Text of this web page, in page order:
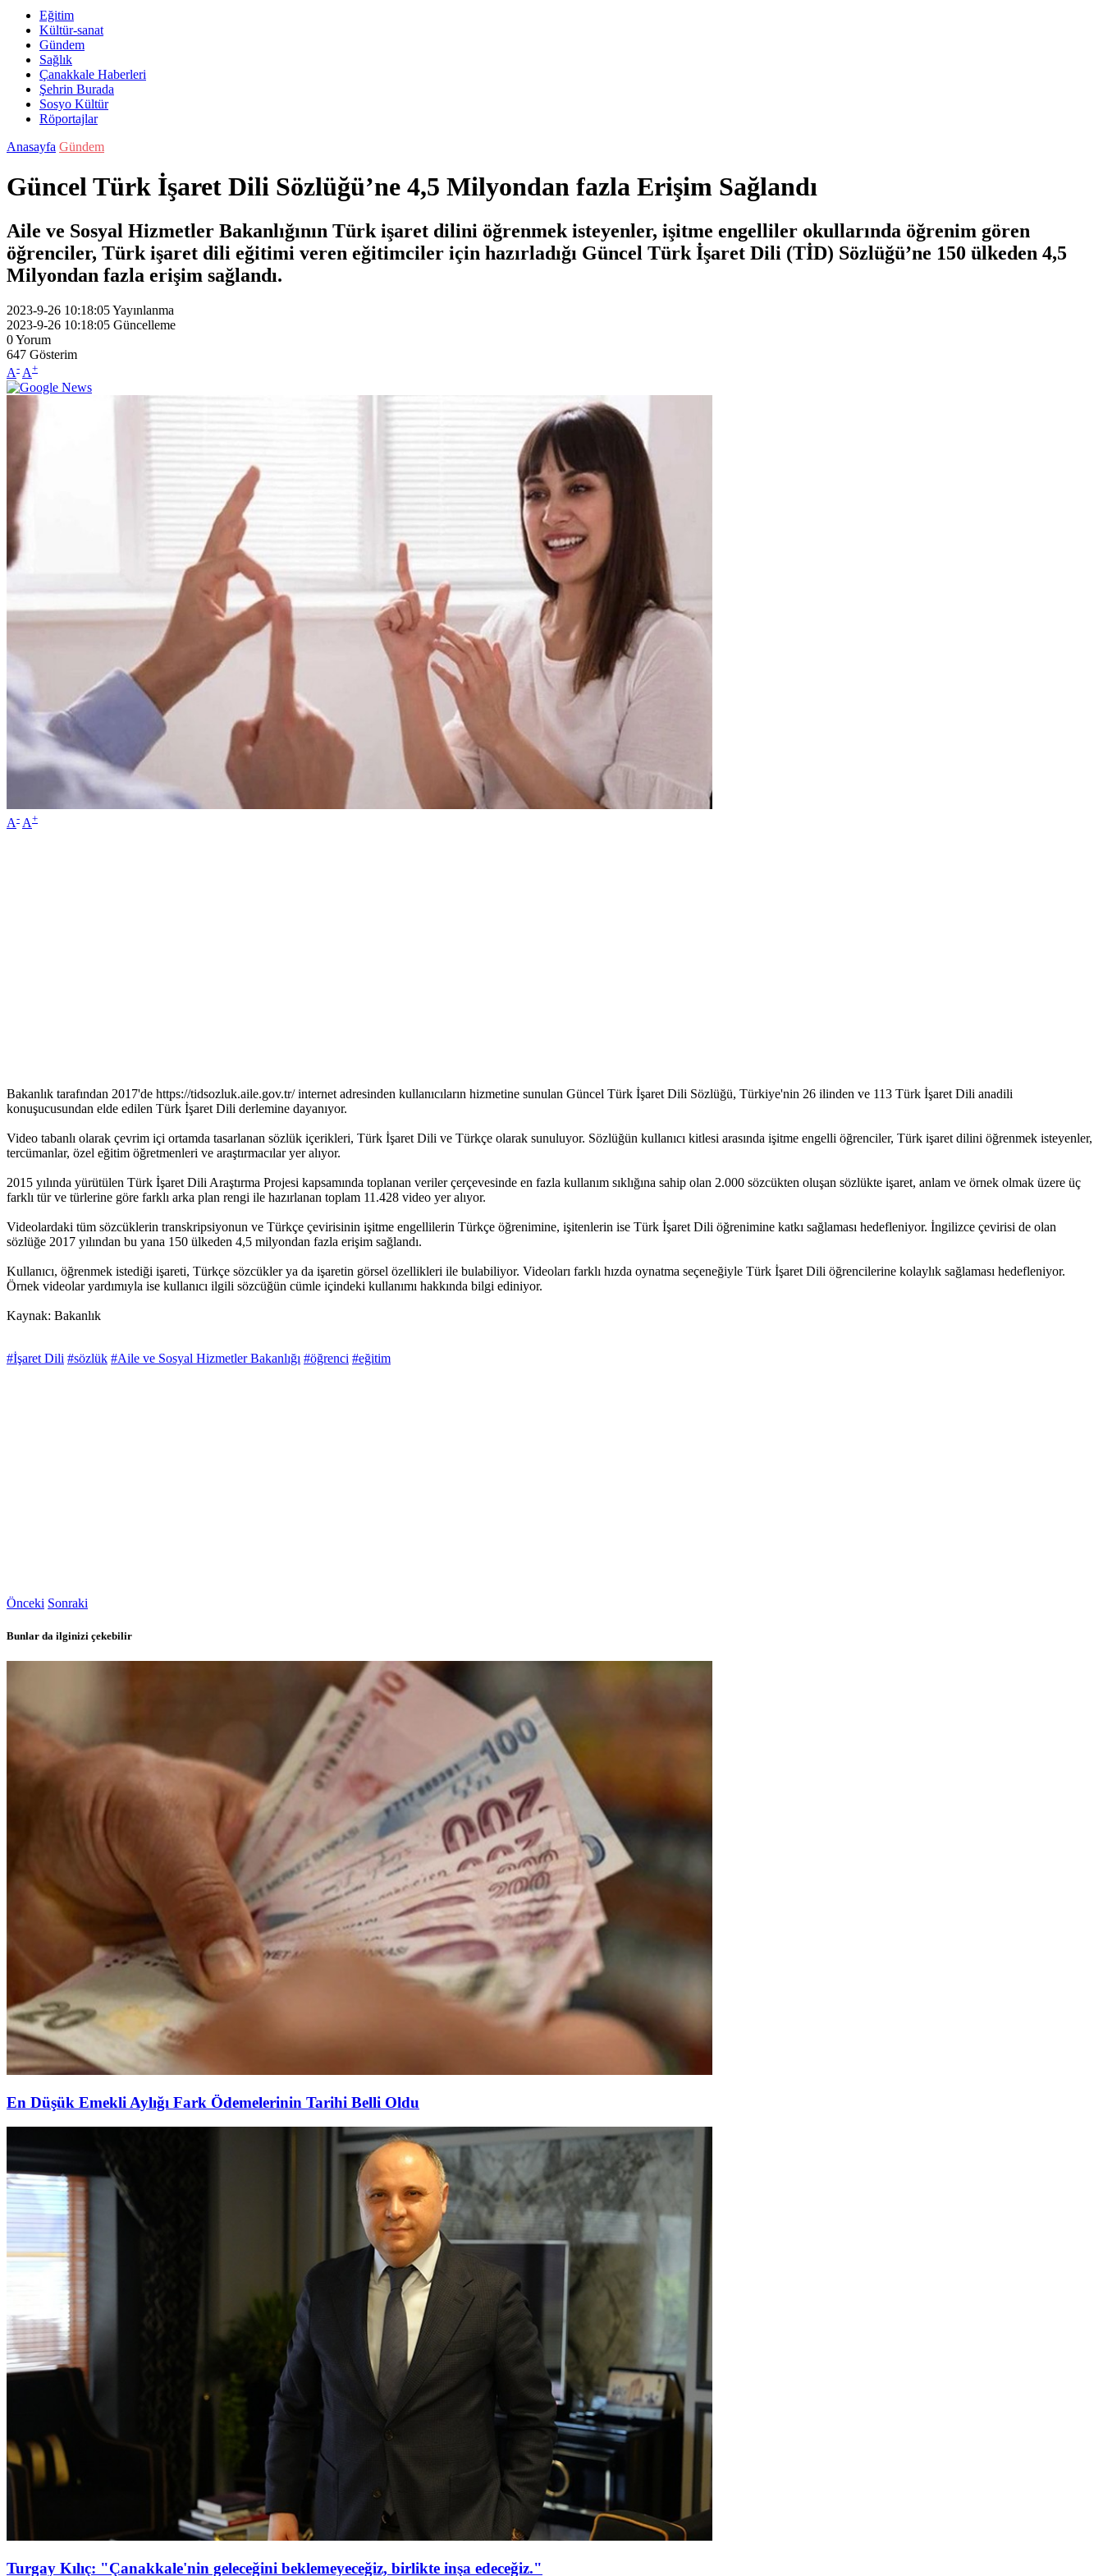
Eğitim
Kültür-sanat
Gündem
Sağlık
Çanakkale Haberleri
Şehrin Burada
Sosyo Kültür
Röportajlar
Anasayfa Gündem
Güncel Türk İşaret Dili Sözlüğü’ne 4,5 Milyondan fazla Erişim Sağlandı
Aile ve Sosyal Hizmetler Bakanlığının Türk işaret dilini öğrenmek isteyenler, işitme engelliler okullarında öğrenim gören
öğrenciler, Türk işaret dili eğitimi veren eğitimciler için hazırladığı Güncel Türk İşaret Dili (TİD) Sözlüğü’ne 150 ülkeden 4,5
Milyondan fazla erişim sağlandı.
2023-9-26 10:18:05Yayınlanma
2023-9-26 10:18:05 Güncelleme
0Yorum
647 Gösterim
A- A+
A- A+
Bakanlık tarafından 2017'de https://tidsozluk.aile.gov.tr/ internet adresinden kullanıcıların hizmetine sunulan Güncel Türk İşaret Dili Sözlüğü, Türkiye'nin 26 ilinden ve 113 Türk İşaret Dili anadili
konuşucusundan elde edilen Türk İşaret Dili derlemine dayanıyor.
Video tabanlı olarak çevrim içi ortamda tasarlanan sözlük içerikleri, Türk İşaret Dili ve Türkçe olarak sunuluyor. Sözlüğün kullanıcı kitlesi arasında işitme engelli öğrenciler, Türk işaret dilini öğrenmek isteyenler,
tercümanlar, özel eğitim öğretmenleri ve araştırmacılar yer alıyor.
2015 yılında yürütülen Türk İşaret Dili Araştırma Projesi kapsamında toplanan veriler çerçevesinde en fazla kullanım sıklığına sahip olan 2.000 sözcükten oluşan sözlükte işaret, anlam ve örnek olmak üzere üç
farklı tür ve türlerine göre farklı arka plan rengi ile hazırlanan toplam 11.428 video yer alıyor.
Videolardaki tüm sözcüklerin transkripsiyonun ve Türkçe çevirisinin işitme engellilerin Türkçe öğrenimine, işitenlerin ise Türk İşaret Dili öğrenimine katkı sağlaması hedefleniyor. İngilizce çevirisi de olan
sözlüğe 2017 yılından bu yana 150 ülkeden 4,5 milyondan fazla erişim sağlandı.
Kullanıcı, öğrenmek istediği işareti, Türkçe sözcükler ya da işaretin görsel özellikleri ile bulabiliyor. Videoları farklı hızda oynatma seçeneğiyle Türk İşaret Dili öğrencilerine kolaylık sağlaması hedefleniyor.
Örnek videolar yardımıyla ise kullanıcı ilgili sözcüğün cümle içindeki kullanımı hakkında bilgi ediniyor.
Kaynak: Bakanlık
#İşaret Dili #sözlük #Aile ve Sosyal Hizmetler Bakanlığı #öğrenci #eğitim
Önceki Sonraki
Bunlar da ilginizi çekebilir
En Düşük Emekli Aylığı Fark Ödemelerinin Tarihi Belli Oldu
Turgay Kılıç: "Çanakkale'nin geleceğini beklemeyeceğiz, birlikte inşa edeceğiz."